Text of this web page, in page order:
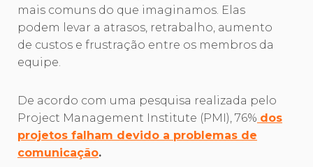
mais comuns do que imaginamos. Elas
podem levar a atrasos, retrabalho, aumento
de custos e frustração entre os membros da
equipe.
De acordo com uma pesquisa realizada pelo
Project Management Institute (PMI), 76% dos
projetos falham devido a problemas de
comunicação.